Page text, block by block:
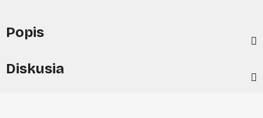
Popis
Diskusia